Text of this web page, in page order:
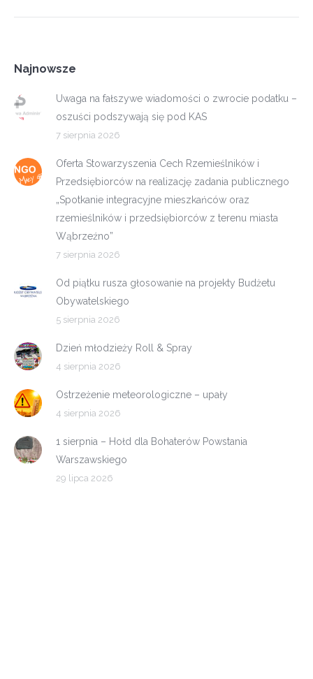
Najnowsze
Uwaga na fałszywe wiadomości o zwrocie podatku –
oszuści podszywają się pod KAS
7 sierpnia 2026
Oferta Stowarzyszenia Cech Rzemieślników i
Przedsiębiorców na realizację zadania publicznego
„Spotkanie integracyjne mieszkańców oraz
rzemieślników i przedsiębiorców z terenu miasta
Wąbrzeźno”
7 sierpnia 2026
Od piątku rusza głosowanie na projekty Budżetu
Obywatelskiego
5 sierpnia 2026
Dzień młodzieży Roll & Spray
4 sierpnia 2026
Ostrzeżenie meteorologiczne – upały
4 sierpnia 2026
1 sierpnia – Hołd dla Bohaterów Powstania
Warszawskiego
29 lipca 2026